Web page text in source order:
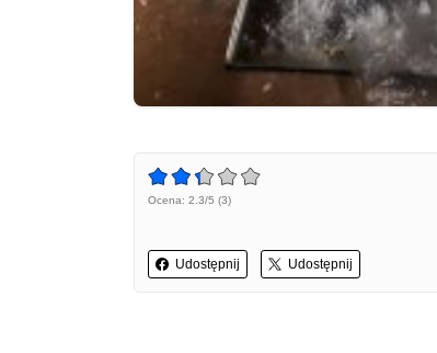
Ocena: 2.3/5 (3)
Udostępnij Udostępnij